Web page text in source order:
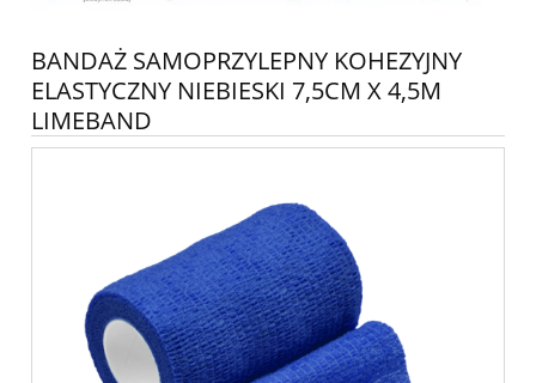
BANDAŻ SAMOPRZYLEPNY KOHEZYJNY
ELASTYCZNY NIEBIESKI 7,5CM X 4,5M
LIMEBAND